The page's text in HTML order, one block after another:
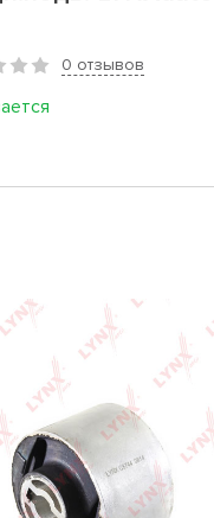
0 отзывов